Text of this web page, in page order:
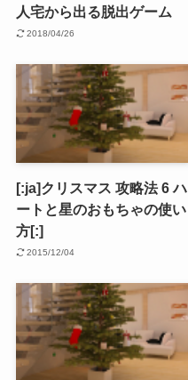
人宅から出る脱出ゲーム
2018/04/26
[:ja]クリスマス 攻略法 6 ハ
ートと星のおもちゃの使い
方[:]
2015/12/04